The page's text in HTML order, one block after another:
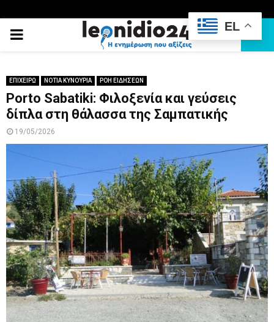
PRIMARY
ΕΠΙΧΕΙΡΩ ΝΟΤΙΑ ΚΥΝΟΥΡΙΑ ΡΟΗ ΕΙΔΗΣΕΩΝ
Porto Sabatiki: Φιλοξενία και γεύσεις
δίπλα στη θάλασσα της Σαμπατικής
19/05/2026
EL